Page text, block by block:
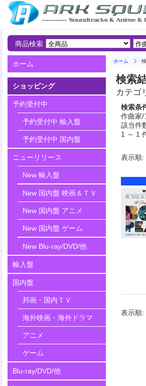
商品検索
ホーム
ショッピング
予約受付中
予約受付中 輸入盤
予約受付中 国内盤
ニューリリース
New 輸入盤
New 国内盤 映画＆ＴＶ
New 国内盤 アニメ
New 国内盤 ゲーム
New Blu-ray/DVD/他
輸入盤
国内盤
邦画・国内ＴＶ
海外映画・海外ドラマ
アニメ
ゲーム
Blu-ray/DVD/他
ホーム
検索
カテゴ
検索条
作曲家/
該当件
1 ～ 1
表示順:
表示順: